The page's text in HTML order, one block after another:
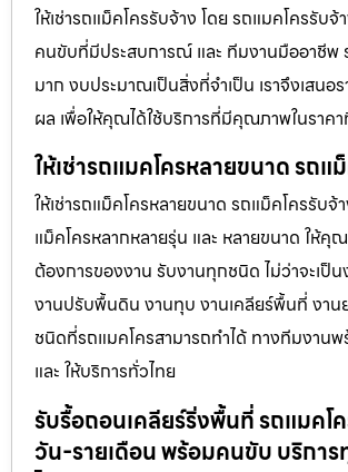
ให้เช่ารถแม็คโครรับจ้าง โดย รถแมคโครรับ
คนขับที่มีประสบการณ์ และ ทีมงานมืออาชีพ
มาก งบประมาณเป็นสิ่งที่จำเป็น เราจึงเสนอ
ผล เพื่อให้คุณได้ใช้บริการที่มีคุณภาพในราคา
ให้เช่ารถแมคโครหลายขนาด รถแ
ให้เช่ารถแม็คโครหลายขนาด รถแม็คโครรับจ้
แม็คโครหลากหลายรุ่น และ หลายขนาด ให้คุ
ต้องการของงาน รับงานทุกชนิด ไม่ว่าจะเป็
งานปรับพื้นดิน งานทุบ งานเคลียร์พื้นที่ งาน
ชนิดที่รถแมคโครสามารถทำได้ ทางทีมงาน
และ ให้บริการทั่วไทย
รับรื้อถอนเคลียร์ริ่งพื้นที่ รถแมคโค
วัน-รายเดือน พร้อมคนขับ บริกา